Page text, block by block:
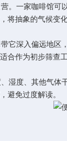
一家咖啡馆可
将抽象的气候变
深入偏远地区
合作为初步筛查工
湿度、其他气体
避免过度解读。